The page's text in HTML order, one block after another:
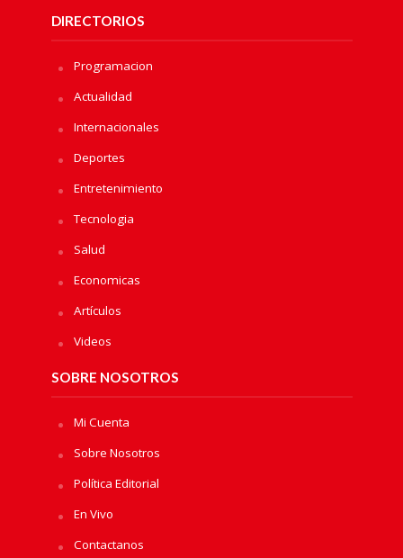
DIRECTORIOS
Programacion
Actualidad
Internacionales
Deportes
Entretenimiento
Tecnologia
Salud
Economicas
Artículos
Videos
SOBRE NOSOTROS
Mi Cuenta
Sobre Nosotros
Política Editorial
En Vivo
Contactanos